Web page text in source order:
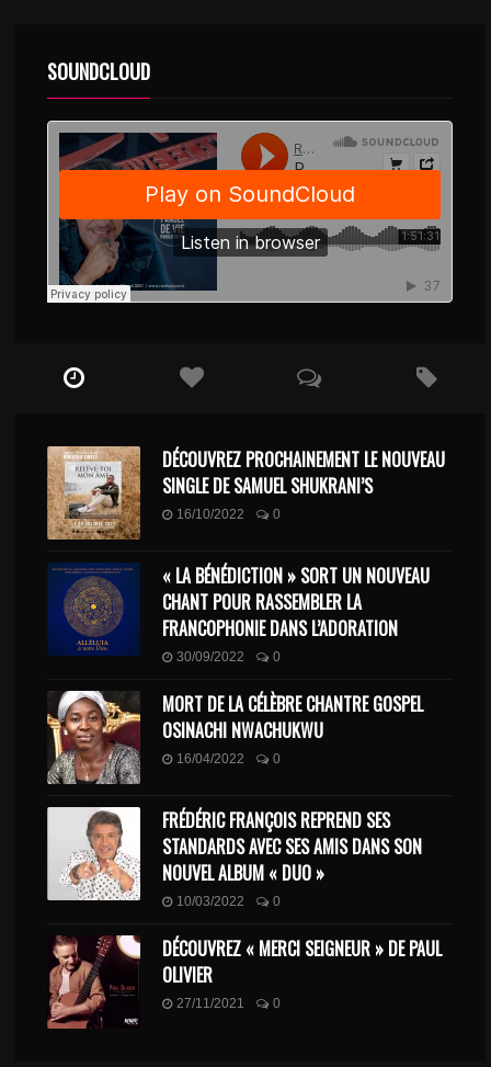
SOUNDCLOUD
DÉCOUVREZ PROCHAINEMENT LE NOUVEAU
SINGLE DE SAMUEL SHUKRANI’S
16/10/2022 0
« LA BÉNÉDICTION » SORT UN NOUVEAU
CHANT POUR RASSEMBLER LA
FRANCOPHONIE DANS L’ADORATION
30/09/2022 0
MORT DE LA CÉLÈBRE CHANTRE GOSPEL
OSINACHI NWACHUKWU
16/04/2022 0
FRÉDÉRIC FRANÇOIS REPREND SES
STANDARDS AVEC SES AMIS DANS SON
NOUVEL ALBUM « DUO »
10/03/2022 0
DÉCOUVREZ « MERCI SEIGNEUR » DE PAUL
OLIVIER
27/11/2021 0